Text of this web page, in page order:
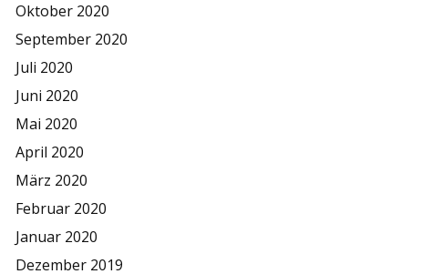
Oktober 2020
September 2020
Juli 2020
Juni 2020
Mai 2020
April 2020
März 2020
Februar 2020
Januar 2020
Dezember 2019